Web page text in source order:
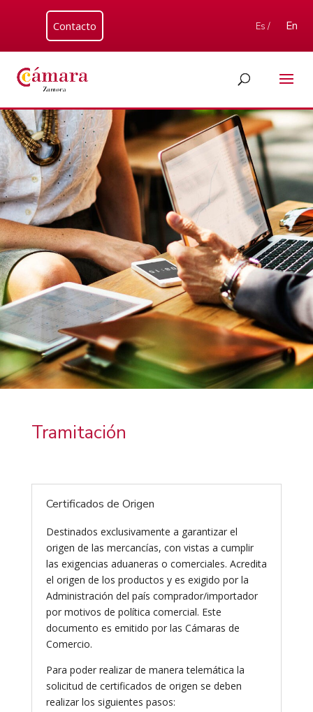
Contacto Es / En
Tramitación
Certificados de Origen
Destinados exclusivamente a garantizar el
origen de las mercancías, con vistas a cumplir
las exigencias aduaneras o comerciales. Acredita
el origen de los productos y es exigido por la
Administración del país comprador/importador
por motivos de política comercial. Este
documento es emitido por las Cámaras de
Comercio.
Para poder realizar de manera telemática la
solicitud de certificados de origen se deben
realizar los siguientes pasos: